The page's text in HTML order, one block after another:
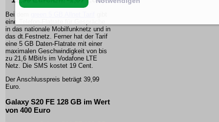
Bei dem
eine Telefon-Flatrate für Gespräche
in das nationale Mobilfunknetz und in
das dt.Festnetz. Ferner hat der Tarif
eine 5 GB Daten-Flatrate mit einer
maximalen Geschwindigkeit von bis
zu 21,6 MBit/s im Vodafone LTE
Netz. Die SMS kostet 19 Cent.
Der Anschlusspreis beträgt 39,99
Euro.
Galaxy S20 FE 128 GB im Wert
von 400 Euro